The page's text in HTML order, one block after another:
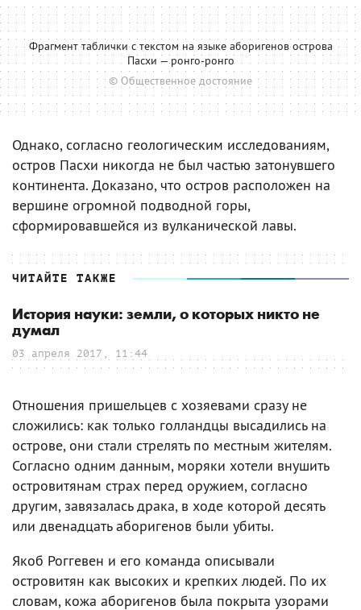
Фрагмент таблички с текстом на языке аборигенов острова
Пасхи — ронго-ронго
© Общественное достояние
Однако, согласно геологическим исследованиям,
остров Пасхи никогда не был частью затонувшего
континента. Доказано, что остров расположен на
вершине огромной подводной горы,
сформировавшейся из вулканической лавы.
ЧИТАЙТЕ ТАКЖЕ
История науки: земли, о которых никто не
думал
03 апреля 2017, 11:44
Отношения пришельцев с хозяевами сразу не
сложились: как только голландцы высадились на
острове, они стали стрелять по местным жителям.
Согласно одним данным, моряки хотели внушить
островитянам страх перед оружием, согласно
другим, завязалась драка, в ходе которой десять
или двенадцать аборигенов были убиты.
Якоб Роггевен и его команда описывали
островитян как высоких и крепких людей. По их
словам, кожа аборигенов была покрыта узорами